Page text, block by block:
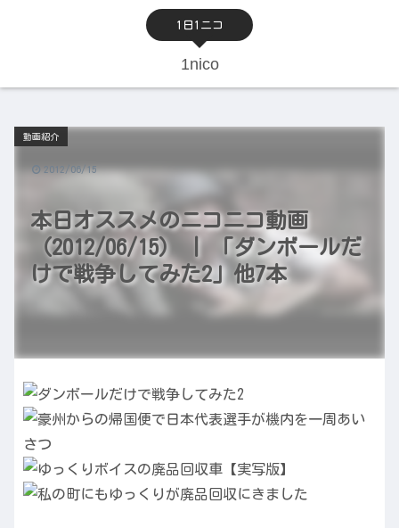
1日1ニコ
1nico
本日オススメのニコニコ動画
（2012/06/15） | 「ダンボールだ
けで戦争してみた2」他7本
動画紹介
2012/06/15